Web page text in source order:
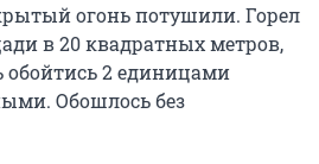
огонь потушили. Горел
в 20 квадратных метров,
обойтись 2 единицами
Обошлось без